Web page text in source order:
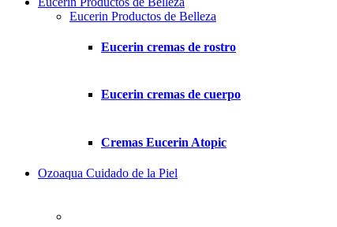
Eucerin Productos de Belleza
Eucerin cremas de rostro
Eucerin cremas de cuerpo
Cremas Eucerin Atopic
Ozoaqua Cuidado de la Piel